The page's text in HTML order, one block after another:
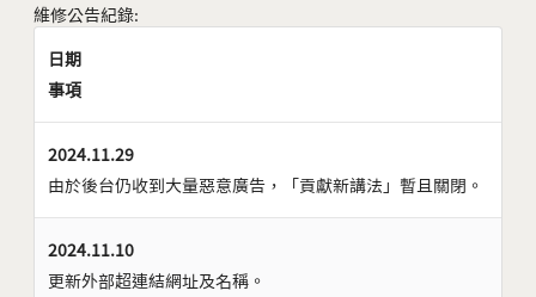
維修公告紀錄:
日期
事項
2024.11.29
由於後台仍收到大量惡意廣告，「貢獻新講法」暫且關閉。
2024.11.10
更新外部超連結網址及名稱。